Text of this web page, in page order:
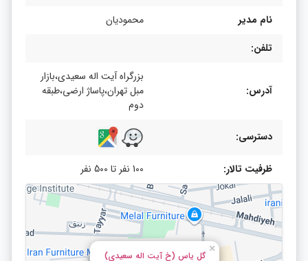
نام مدیر
محمودیان
تلفن:
آدرس:
بزرگراه آیت اله سعیدی،بازار
مبل تهران،پاساژ ارضی،طبقه
دوم
دسترسی:
ظرفیت تالار: 100 نفر تا 500 نفر
گل یاس (خ آیت اله سعیدی)
×